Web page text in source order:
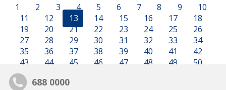
1 2 3 4 5 6 7 8 9
10
11
12 13 14 15 16 17
18
19
20 21 22 23 24 25
26
27
28 29 30 31 32 33
34
35
36 37 38 39 40 41
42
43
44 45 46 47 48 49 50
688 0000